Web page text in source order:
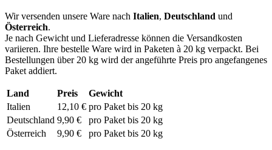
Wir versenden unsere Ware nach Italien, Deutschland und
Österreich.
Je nach Gewicht und Lieferadresse können die Versandkosten
variieren. Ihre bestelle Ware wird in Paketen à 20 kg verpackt. Bei
Bestellungen über 20 kg wird der angeführte Preis pro angefangenes
Paket addiert.
Land Preis
Gewicht
Italien
12,10 € pro Paket bis 20 kg
Deutschland 9,90 €
pro Paket bis 20 kg
Österreich
9,90 € pro Paket bis 20 kg